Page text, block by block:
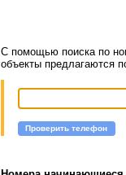
С помощью поиска по
объекты предлагаются
Проверить телефон